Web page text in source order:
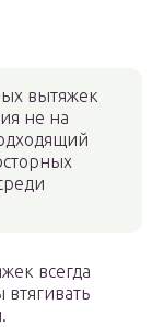
вытяжек
не на
всегда